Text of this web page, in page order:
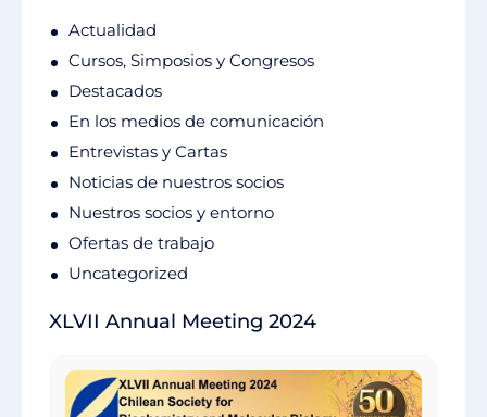
Actualidad
Cursos, Simposios y Congresos
Destacados
En los medios de comunicación
Entrevistas y Cartas
Noticias de nuestros socios
Nuestros socios y entorno
Ofertas de trabajo
Uncategorized
XLVII Annual Meeting 2024